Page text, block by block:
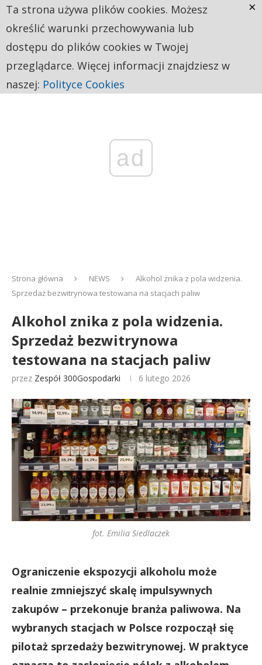
ad
Strona główna NEWS
Alkohol znika z pola widzenia.
Sprzedaż bezwitrynowa testowana na stacjach paliw
Alkohol znika z pola widzenia.
Sprzedaż bezwitrynowa
testowana na stacjach paliw
przez Zespół 300Gospodarki 6 lutego 2026
fot. Emilia Siedlaczek
Ograniczenie ekspozycji alkoholu może
realnie zmniejszyć skalę impulsywnych
zakupów – przekonuje branża paliwowa. Na
wybranych stacjach w Polsce rozpoczął się
pilotaż sprzedaży bezwitrynowej. W praktyce
Ta strona używa plików cookies. Możesz
określić warunki przechowywania lub
dostępu do plików cookies w Twojej
przeglądarce. Więcej informacji znajdziesz w
naszej: Polityce Cookies
×